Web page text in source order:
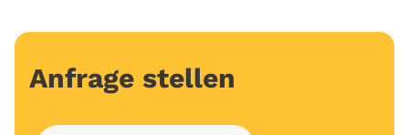
Anfrage stellen